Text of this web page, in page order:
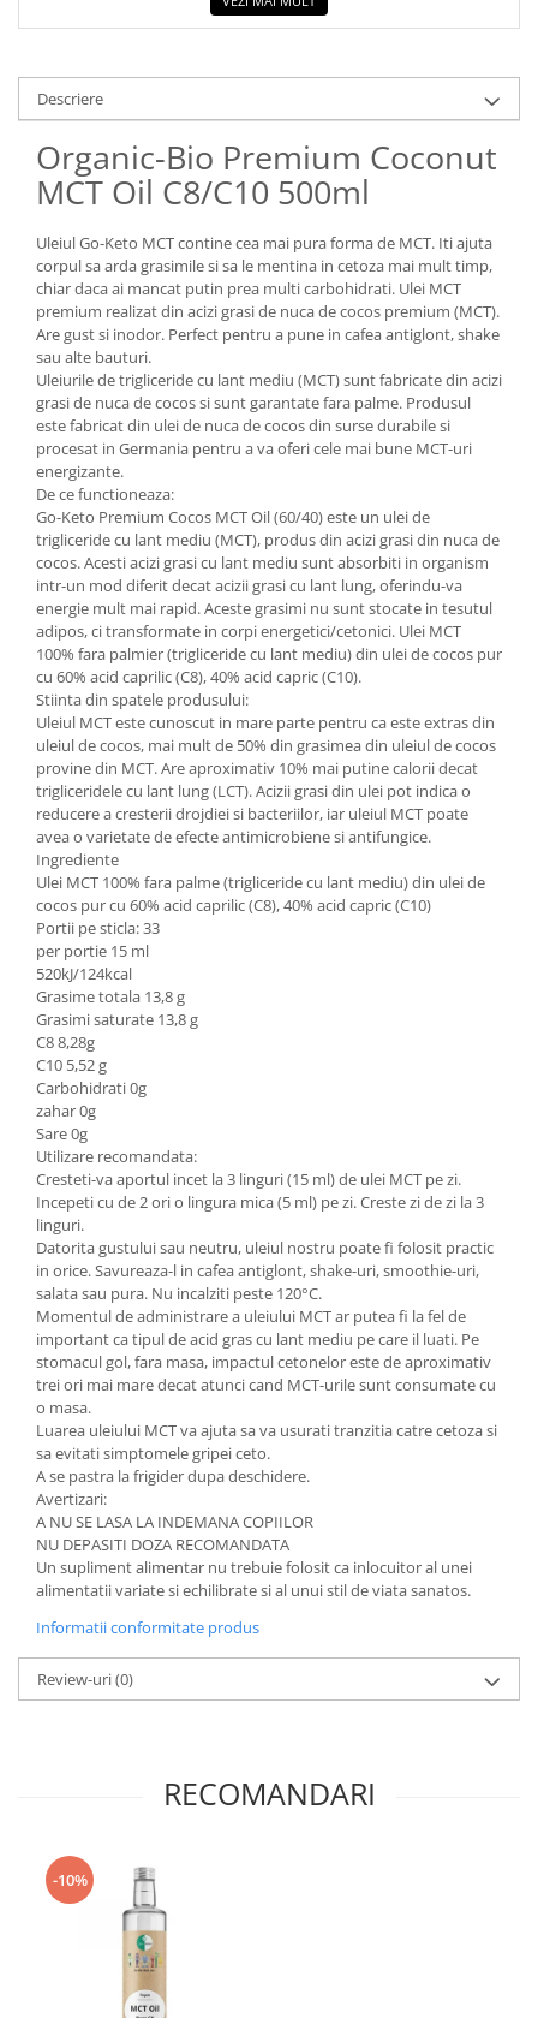
Descriere
Organic-Bio Premium Coconut
MCT Oil C8/C10 500ml
Uleiul Go-Keto MCT contine cea mai pura forma de MCT. Iti ajuta
corpul sa arda grasimile si sa le mentina in cetoza mai mult timp,
chiar daca ai mancat putin prea multi carbohidrati. Ulei MCT
premium realizat din acizi grasi de nuca de cocos premium (MCT).
Are gust si inodor. Perfect pentru a pune in cafea antiglont, shake
sau alte bauturi.
Uleiurile de trigliceride cu lant mediu (MCT) sunt fabricate din acizi
grasi de nuca de cocos si sunt garantate fara palme. Produsul
este fabricat din ulei de nuca de cocos din surse durabile si
procesat in Germania pentru a va oferi cele mai bune MCT-uri
energizante.
De ce functioneaza:
Go-Keto Premium Cocos MCT Oil (60/40) este un ulei de
trigliceride cu lant mediu (MCT), produs din acizi grasi din nuca de
cocos. Acesti acizi grasi cu lant mediu sunt absorbiti in organism
intr-un mod diferit decat acizii grasi cu lant lung, oferindu-va
energie mult mai rapid. Aceste grasimi nu sunt stocate in tesutul
adipos, ci transformate in corpi energetici/cetonici. Ulei MCT
100% fara palmier (trigliceride cu lant mediu) din ulei de cocos pur
cu 60% acid caprilic (C8), 40% acid capric (C10).
Stiinta din spatele produsului:
Uleiul MCT este cunoscut in mare parte pentru ca este extras din
uleiul de cocos, mai mult de 50% din grasimea din uleiul de cocos
provine din MCT. Are aproximativ 10% mai putine calorii decat
trigliceridele cu lant lung (LCT). Acizii grasi din ulei pot indica o
reducere a cresterii drojdiei si bacteriilor, iar uleiul MCT poate
avea o varietate de efecte antimicrobiene si antifungice.
Ingrediente
Ulei MCT 100% fara palme (trigliceride cu lant mediu) din ulei de
cocos pur cu 60% acid caprilic (C8), 40% acid capric (C10)
Portii pe sticla: 33
per portie 15 ml
520kJ/124kcal
Grasime totala 13,8 g
Grasimi saturate 13,8 g
C8 8,28g
C10 5,52 g
Carbohidrati 0g
zahar 0g
Sare 0g
Utilizare recomandata:
Cresteti-va aportul incet la 3 linguri (15 ml) de ulei MCT pe zi.
Incepeti cu de 2 ori o lingura mica (5 ml) pe zi. Creste zi de zi la 3
linguri.
Datorita gustului sau neutru, uleiul nostru poate fi folosit practic
in orice. Savureaza-l in cafea antiglont, shake-uri, smoothie-uri,
salata sau pura. Nu incalziti peste 120°C.
Momentul de administrare a uleiului MCT ar putea fi la fel de
important ca tipul de acid gras cu lant mediu pe care il luati. Pe
stomacul gol, fara masa, impactul cetonelor este de aproximativ
trei ori mai mare decat atunci cand MCT-urile sunt consumate cu
o masa.
Luarea uleiului MCT va ajuta sa va usurati tranzitia catre cetoza si
sa evitati simptomele gripei ceto.
A se pastra la frigider dupa deschidere.
Avertizari:
A NU SE LASA LA INDEMANA COPIILOR
NU DEPASITI DOZA RECOMANDATA
Un supliment alimentar nu trebuie folosit ca inlocuitor al unei
alimentatii variate si echilibrate si al unui stil de viata sanatos.
Informatii conformitate produs
Review-uri(0)
RECOMANDARI
-10%